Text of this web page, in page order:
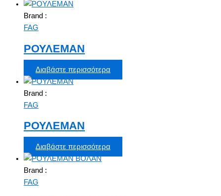
Brand :
FAG
ΡΟΥΛΕΜΑΝ
Διαβάστε περισσότερα
Brand :
FAG
ΡΟΥΛΕΜΑΝ
Διαβάστε περισσότερα
Brand :
FAG